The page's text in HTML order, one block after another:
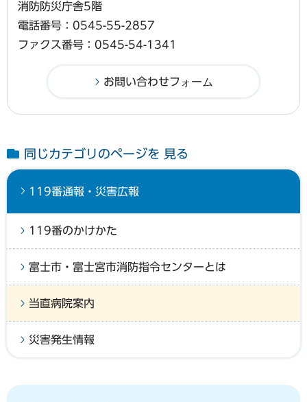
消防防災庁舎5階
電話番号：0545-55-2857
ファクス番号：0545-54-1341
同じカテゴリのページを 見る
119番通報・災害広報
119番のかけかた
富士市・富士宮市消防指令センターとは
当直病院案内
災害発生情報